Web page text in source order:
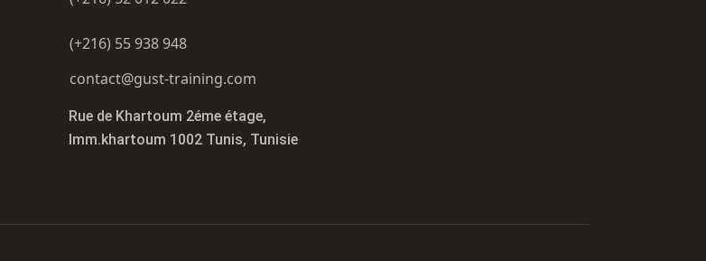
(+216) 55 938 948
contact@gust-training.com
Rue de Khartoum 2éme étage,
Imm.khartoum 1002 Tunis, Tunisie